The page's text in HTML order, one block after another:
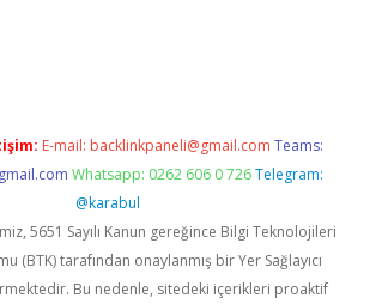
E-mail: backlinkpaneli@gmail.com Teams:
Whatsapp: 0262 606 0 726 Telegram:
@karabul
5651 Sayılı Kanun gereğince Bilgi Teknolojileri
(BTK) tarafından onaylanmış bir Yer Sağlayıcı
Bu nedenle, sitedeki içerikleri proaktif